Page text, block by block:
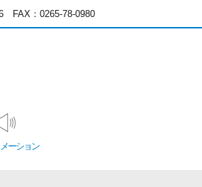
FAX：0265-78-0980
ーション